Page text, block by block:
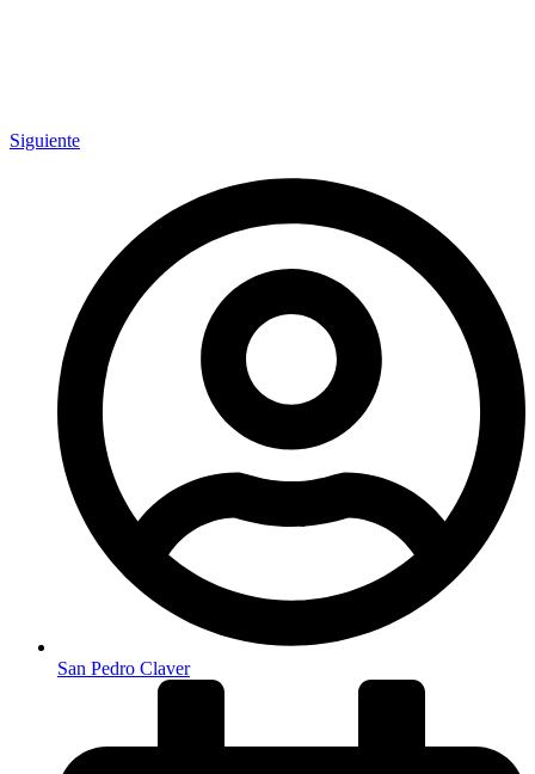
Siguiente
San Pedro Claver